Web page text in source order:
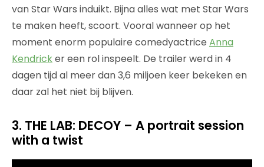
van Star Wars induikt. Bijna alles wat met Star Wars
te maken heeft, scoort. Vooral wanneer op het
moment enorm populaire comedyactrice Anna
Kendricker een rol inspeelt. De trailer werd in 4
dagen tijd al meer dan 3,6 miljoen keer bekeken en
daar zal het niet bij blijven.
3. THE LAB: DECOY – A portrait session
with a twist